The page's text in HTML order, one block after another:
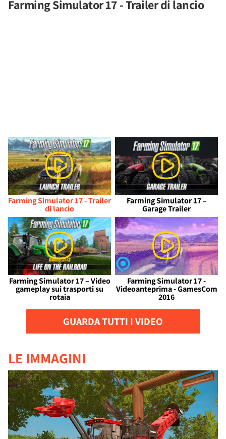
Farming Simulator 17 - Trailer di lancio
Farming Simulator 17 - Trailer
di lancio
Farming Simulator 17 –
Garage Trailer
Farming Simulator 17 – Video
gameplay sui trasporti su
rotaia
Farming Simulator 17 -
Videoanteprima - GamesCom
2016
GUARDA TUTTI I VIDEO
LE IMMAGINI